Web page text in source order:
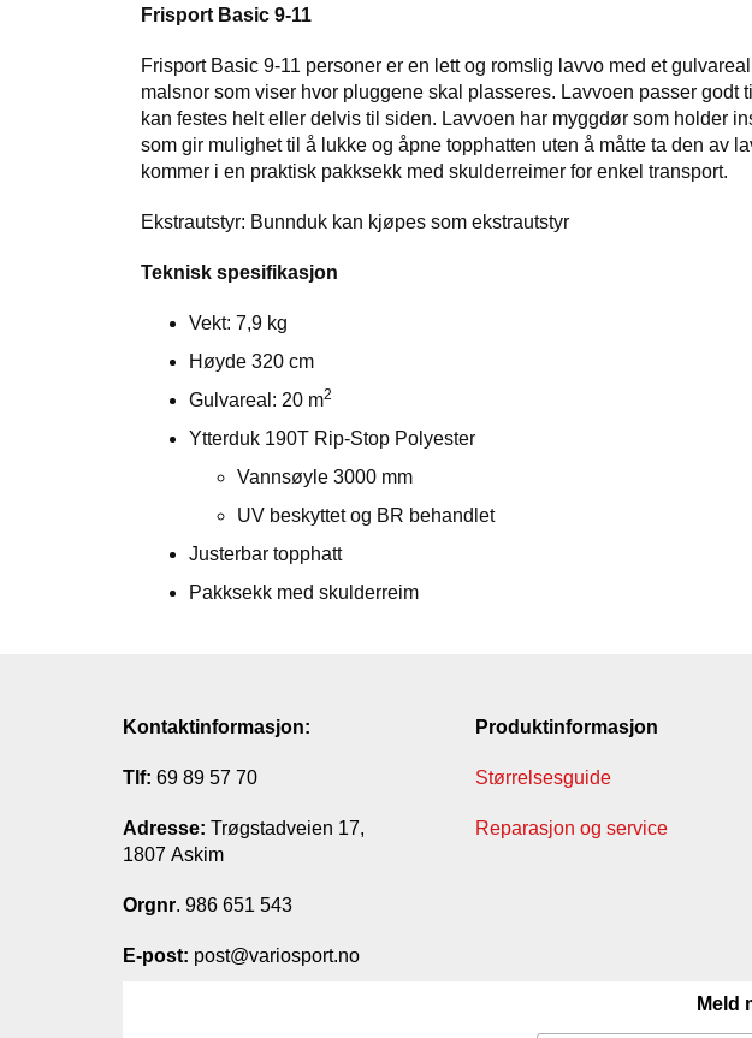
Frisport Basic 9-11
Frisport Basic 9-11 personer er en lett og romslig lavvo med et
malsnor som viser hvor pluggene skal plasseres. Lavvoen passer
kan festes helt eller delvis til siden. Lavvoen har myggdør som holder
som gir mulighet til å lukke og åpne topphatten uten å måtte ta den av
kommer i en praktisk pakksekk med skulderreimer for enkel transport.
Ekstrautstyr: Bunnduk kan kjøpes som ekstrautstyr
Teknisk spesifikasjon
Vekt: 7,9 kg
Høyde 320 cm
Gulvareal: 20 m2
Ytterduk 190T Rip-Stop Polyester
Vannsøyle 3000 mm
UV beskyttet og BR behandlet
Justerbar topphatt
Pakksekk med skulderreim
Kontaktinformasjon:
Tlf: 69 89 57 70
Adresse: Trøgstadveien 17,
1807 Askim
Orgnr. 986 651 543
E-post: post@variosport.no
Produktinformasjon
Størrelsesguide
Reparasjon og service
Meld